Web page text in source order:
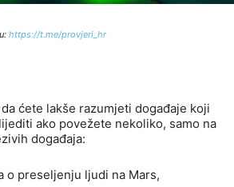
https://t.me/provjeri_hr
ćete lakše razumjeti događaje koji
ako povežete nekoliko, samo na
događaja:
o preseljenju ljudi na Mars,